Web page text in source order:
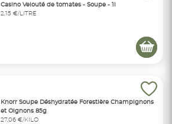
Casino Velouté de tomates - Soupe - 1l
2,15 €/LITRE
Knorr Soupe Déshydratée Forestière Champignons
et Oignons 85g
27,06 €/KILO